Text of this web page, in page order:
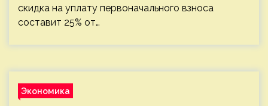
скидка на уплату первоначального взноса
составит 25% от…
Экономика